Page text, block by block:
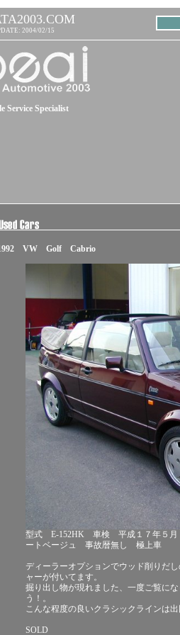
2004/02/15
Service Specialist
VW Golf Cabrio
型式 E-152HK 車検 平成１７年５
ートベージュ 事故暦無し 極上車
ディーラーオプションでウッド削りだ
ャーが付いてます。
掘り出し物が現れました、一度ご覧に
う！。
こんな程度の良いクラシックラインは
SOLD